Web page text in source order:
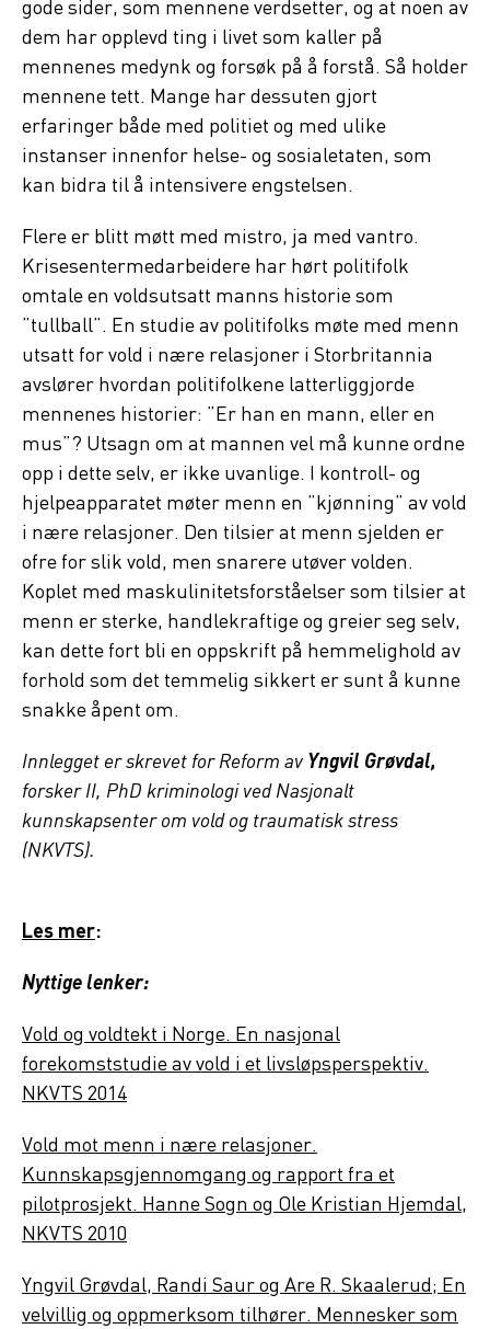
gode sider, som mennene verdsetter, og at noen av
dem har opplevd ting i livet som kaller på
mennenes medynk og forsøk på å forstå. Så holder
mennene tett. Mange har dessuten gjort
erfaringer både med politiet og med ulike
instanser innenfor helse- og sosialetaten, som
kan bidra til å intensivere engstelsen.
Flere er blitt møtt med mistro, ja med vantro.
Krisesentermedarbeidere har hørt politifolk
omtale en voldsutsatt manns historie som
”tullball”. En studie av politifolks møte med menn
utsatt for vold i nære relasjoner i Storbritannia
avslører hvordan politifolkene latterliggjorde
mennenes historier: ”Er han en mann, eller en
mus”? Utsagn om at mannen vel må kunne ordne
opp i dette selv, er ikke uvanlige. I kontroll- og
hjelpeapparatet møter menn en ”kjønning” av vold
i nære relasjoner. Den tilsier at menn sjelden er
ofre for slik vold, men snarere utøver volden.
Koplet med maskulinitetsforståelser som tilsier at
menn er sterke, handlekraftige og greier seg selv,
kan dette fort bli en oppskrift på hemmelighold av
forhold som det temmelig sikkert er sunt å kunne
snakke åpent om.
Innlegget er skrevet for Reform avYngvil Grøvdal,
forsker II, PhD kriminologi ved Nasjonalt
kunnskapsenter om vold og traumatisk stress
(NKVTS).
Les mer:
Nyttige lenker:
Vold og voldtekt i Norge. En nasjonal
forekomststudie av vold i et livsløpsperspektiv.
NKVTS 2014
Vold mot menn i nære relasjoner.
Kunnskapsgjennomgang og rapport fra et
pilotprosjekt. Hanne Sogn og Ole Kristian Hjemdal,
NKVTS 2010
Yngvil Grøvdal, Randi Saur og Are R. Skaalerud; En
velvillig og oppmerksom tilhører. Mennesker som